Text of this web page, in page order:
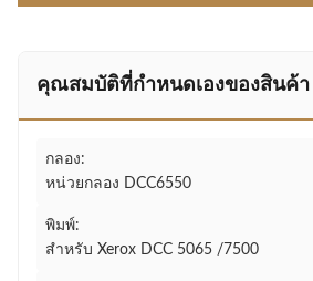
คุณสมบัติที่กําหนดเองของสินค้า
กลอง:
หน่วยกลอง DCC6550
พิมพ์:
สำหรับ Xerox DCC 5065 /7500